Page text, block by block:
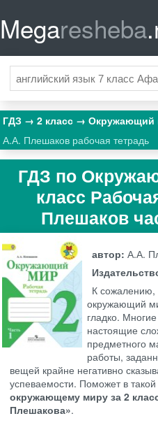
Megaresheba
ГДЗ 2 класс
Окружающий
А.А. Плешаков рабочая тетрадь
ГДЗ по
класс
Плешаков
автор:А.А.
К сожалению,
окружающий
гладко.
настоящие
предметного
работы,
вещей крайне негативно
успеваемости. Поможет в такой
окружающему миру за 2
Плешакова».